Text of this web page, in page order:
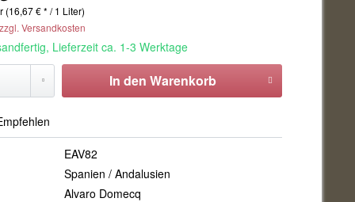
(16,67 € * / 1 Liter)
Versandkosten
Lieferzeit ca. 1-3 Werktage
In den Warenkorb
EAV82
Spanien / Andalusien
Alvaro Domecq